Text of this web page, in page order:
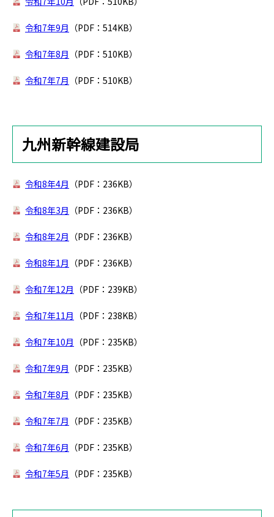
令和7年9月 （PDF：514KB）
令和7年8月 （PDF：510KB）
令和7年7月 （PDF：510KB）
九州新幹線建設局
令和8年4月 （PDF：236KB）
令和8年3月 （PDF：236KB）
令和8年2月 （PDF：236KB）
令和8年1月 （PDF：236KB）
令和7年12月 （PDF：239KB）
令和7年11月 （PDF：238KB）
令和7年10月 （PDF：235KB）
令和7年9月 （PDF：235KB）
令和7年8月 （PDF：235KB）
令和7年7月 （PDF：235KB）
令和7年6月 （PDF：235KB）
令和7年5月 （PDF：235KB）